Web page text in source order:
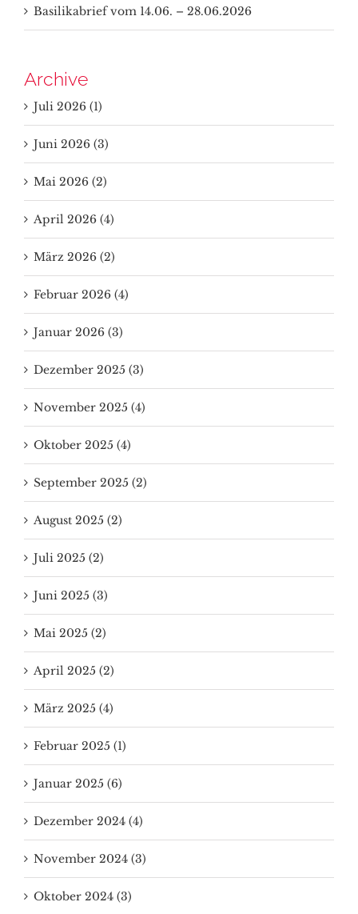
Basilikabrief vom 14.06. – 28.06.2026
Archive
Juli 2026 (1)
Juni 2026 (3)
Mai 2026 (2)
April 2026 (4)
März 2026 (2)
Februar 2026 (4)
Januar 2026 (3)
Dezember 2025 (3)
November 2025 (4)
Oktober 2025 (4)
September 2025 (2)
August 2025 (2)
Juli 2025 (2)
Juni 2025 (3)
Mai 2025 (2)
April 2025 (2)
März 2025 (4)
Februar 2025 (1)
Januar 2025 (6)
Dezember 2024 (4)
November 2024 (3)
Oktober 2024 (3)